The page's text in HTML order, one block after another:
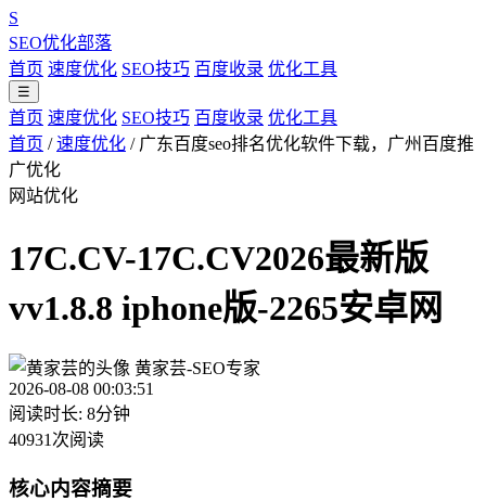
S
SEO优化部落
首页 速度优化 SEO技巧 百度收录 优化工具
☰
首页 速度优化 SEO技巧 百度收录 优化工具
首页 / 速度优化 / 广东百度seo排名优化软件下载，广州百度推
广优化
网站优化
17C.CV-17C.CV2026最新版
vv1.8.8 iphone版-2265安卓网
黄家芸-SEO专家
2026-08-08 00:03:51
阅读时长: 8分钟
40931次阅读
核心内容摘要